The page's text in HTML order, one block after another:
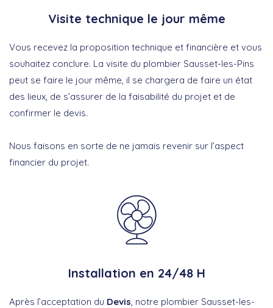
Visite technique le jour même
Vous recevez la proposition technique et financière et vous
souhaitez conclure. La visite du plombier Sausset-les-Pins
peut se faire le jour même, il se chargera de faire un état
des lieux, de s’assurer de la faisabilité du projet et de
confirmer le devis.
Nous faisons en sorte de ne jamais revenir sur l’aspect
financier du projet.
Installation en 24/48 H
Après l’acceptation du Devis, notre plombier Sausset-les-